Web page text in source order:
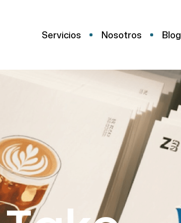
Servicios Nosotros Blog